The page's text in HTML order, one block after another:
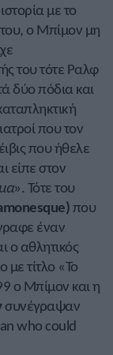
με το
ο Μπίμον μη
του τότε Ραλφ
δύο πόδια και
που τον
που ήθελε
είπε στον
». Τότε του
που
έναν
ο αθλητικός
με τίτλο «Το
ο Μπίμον και η
συνέγραψαν
who could